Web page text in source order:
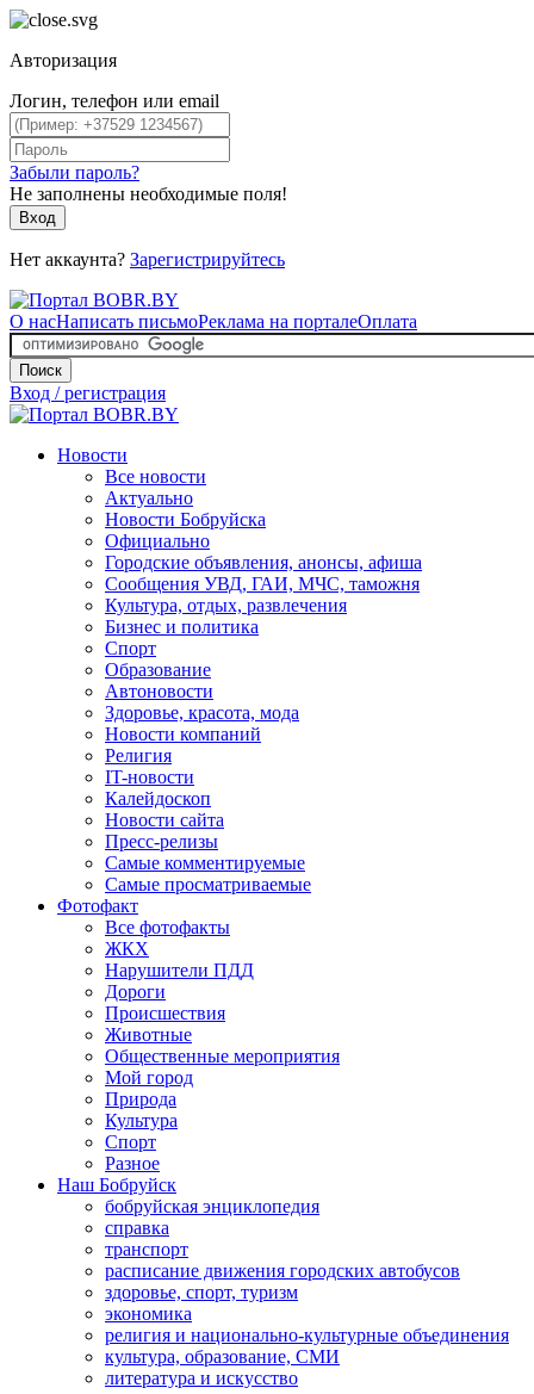
Авторизация
Логин, телефон или email
Забыли пароль?
Не заполнены необходимые поля!
Вход
Нет аккаунта? Зарегистрируйтесь
О насНаписать письмоРеклама на порталеОплата
Поиск
Вход / регистрация
Новости
Все новости
Актуально
Новости Бобруйска
Официально
Городские объявления, анонсы, афиша
Сообщения УВД, ГАИ, МЧС, таможня
Культура, отдых, развлечения
Бизнес и политика
Спорт
Образование
Автоновости
Здоровье, красота, мода
Новости компаний
Религия
IT-новости
Калейдоскоп
Новости сайта
Пресс-релизы
Самые комментируемые
Самые просматриваемые
Фотофакт
Все фотофакты
ЖКХ
Нарушители ПДД
Дороги
Происшествия
Животные
Общественные мероприятия
Мой город
Природа
Культура
Спорт
Разное
Наш Бобруйск
бобруйская энциклопедия
справка
транспорт
расписание движения городских автобусов
здоровье, спорт, туризм
экономика
религия и национально-культурные объединения
культура, образование, СМИ
литература и искусство